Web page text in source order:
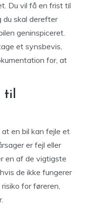
Du vil få en frist til
du skal derefter
geninspiceret.
et synsbevis,
for, at
til
at en bil kan fejle et
er fejl eller
en af de vigtigste
de ikke fungerer
for føreren,